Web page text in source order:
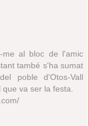
me al bloc de l'amic
també s'ha sumat
poble d'Otos-Vall
va ser la festa.